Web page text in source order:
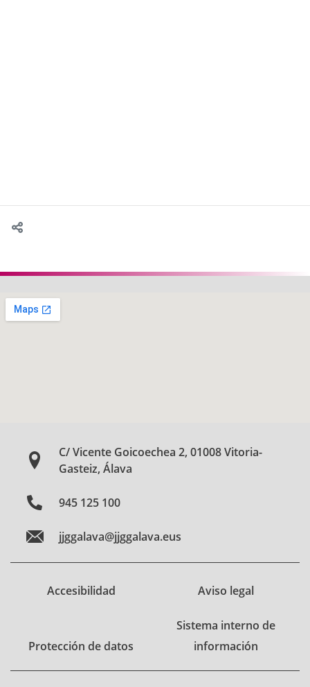
C/ Vicente Goicoechea 2, 01008 Vitoria-
Gasteiz, Álava
945 125 100
jjggalava@jjggalava.eus
Accesibilidad Aviso legal
Protección de datos
Sistema interno de
información